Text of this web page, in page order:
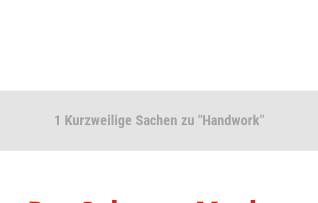
1 Kurzweilige Sachen zu "Handwork"